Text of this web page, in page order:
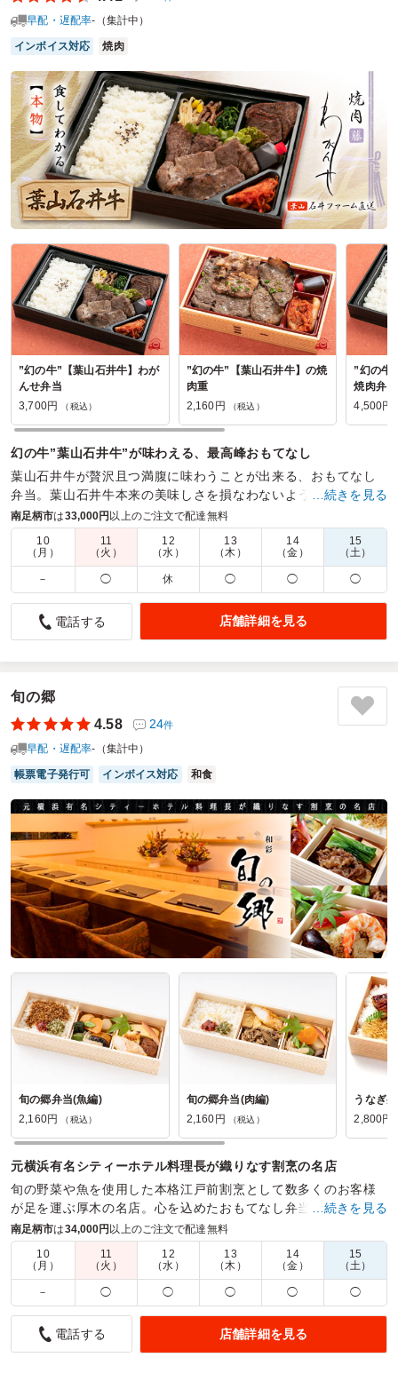
す。
参加者の年齢：30代～40代
神奈川県南足柄市関本2022/12/12
かにしげ本厚木店の口コミをもっと見る
早配・遅配率-（集計中）
インボイス対応 焼肉
”幻の牛”【葉山石井牛】わが
んせ弁当
3,700円
（税込）
”幻の牛”【葉山石井牛】の焼
肉重
2,160円
（税込）
”幻の牛
焼肉弁当
4,500円
幻の牛”葉山石井牛”が味わえる、最高峰おもてなし
葉山石井牛が贅沢且つ満腹に味わうことが出来る、おもてなし
弁当。葉山石井牛本来の美味しさを損なわないよう、付け合わ
せの｢キムチ・ナムル｣も自家製にこだわった美味しさ。
商品数： 締切日時： 1日前14:00 価格帯：
2,160円～4,500円
配達時間：
11:30～19:00
お肉
5.0
ありがとうございました。
ご利用シーン：会議・セミナー
参加者の年齢：30代～40代
焼肉わがんせの口コミをもっと見る
…続きを見る
南足柄市は33,000円 以上のご注文で配達無料
10
（月）
11
（火）
12
（水）
13
（木）
14
（金）
15
（土）
－ ◯ 休 ◯ ◯ ◯
電話する 店舗詳細を見る
旬の郷
4.58
24件
早配・遅配率-（集計中）
帳票電子発行可 インボイス対応 和食
旬の郷弁当(魚編)
2,160円
（税込）
旬の郷弁当(肉編)
2,160円
（税込）
うなぎ
2,800円
元横浜有名シティーホテル料理長が織りなす割烹の名店
旬の野菜や魚を使用した本格江戸前割烹として数多くのお客様
が足を運ぶ厚木の名店。心を込めたおもてなし弁当をお届けい
たします。
商品数： 締切日時： 1日前12:00 価格帯：
2,160円～3,500円
配達時間：
11:30～23:00
接待で利用しましたが、華やかな見た目で良かったです
5.0
…続きを見る
南足柄市は34,000円以上のご注文で配達無料
10
（月）
11
（火）
12
（水）
13
（木）
14
（金）
15
（土）
－ ◯ ◯ ◯ ◯ ◯
電話する 店舗詳細を見る